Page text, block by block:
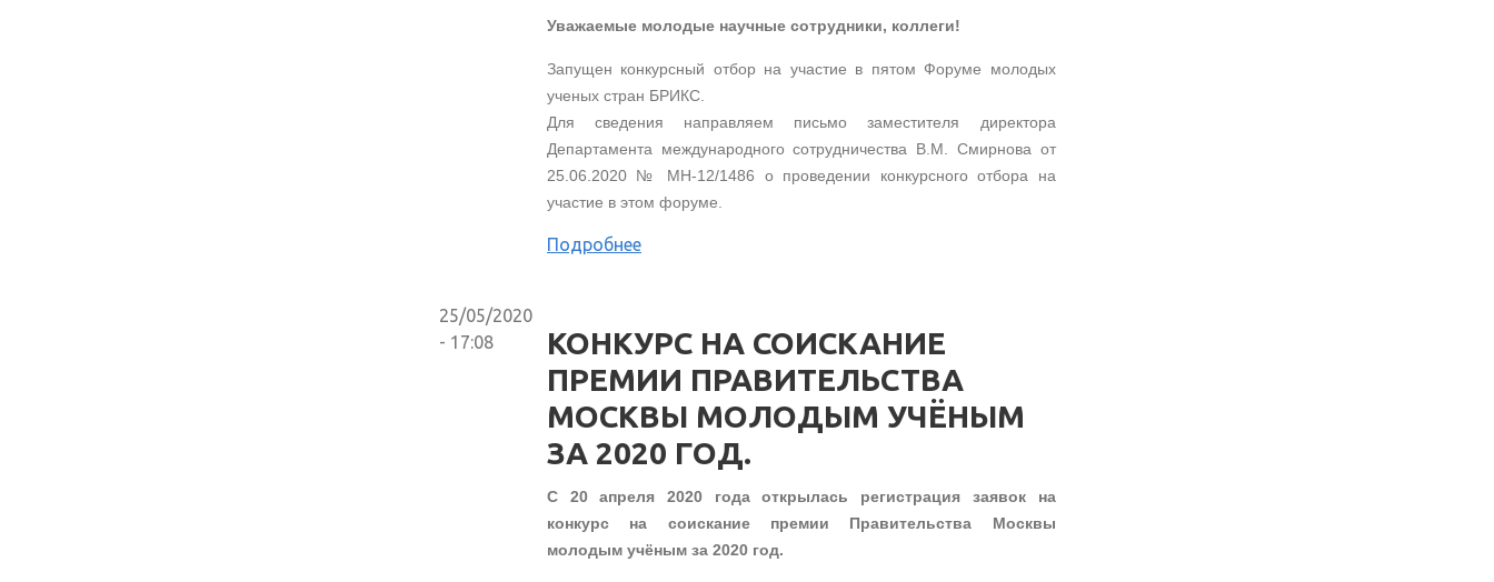
Уважаемые молодые научные сотрудники, коллеги!
Запущен конкурсный отбор на участие в пятом Форуме молодых
ученых стран БРИКС.
Для сведения направляем письмо заместителя директора
Департамента международного сотрудничества В.М. Смирнова от
25.06.2020 № МН-12/1486 о проведении конкурсного отбора на
участие в этом форуме.
Подробнее
25/05/2020
- 17:08
КОНКУРС НА СОИСКАНИЕ
ПРЕМИИ ПРАВИТЕЛЬСТВА
МОСКВЫ МОЛОДЫМ УЧЁНЫМ
ЗА 2020 ГОД.
С 20 апреля 2020 года открылась регистрация заявок на
конкурс на соискание премии Правительства Москвы
молодым учёным за 2020 год.